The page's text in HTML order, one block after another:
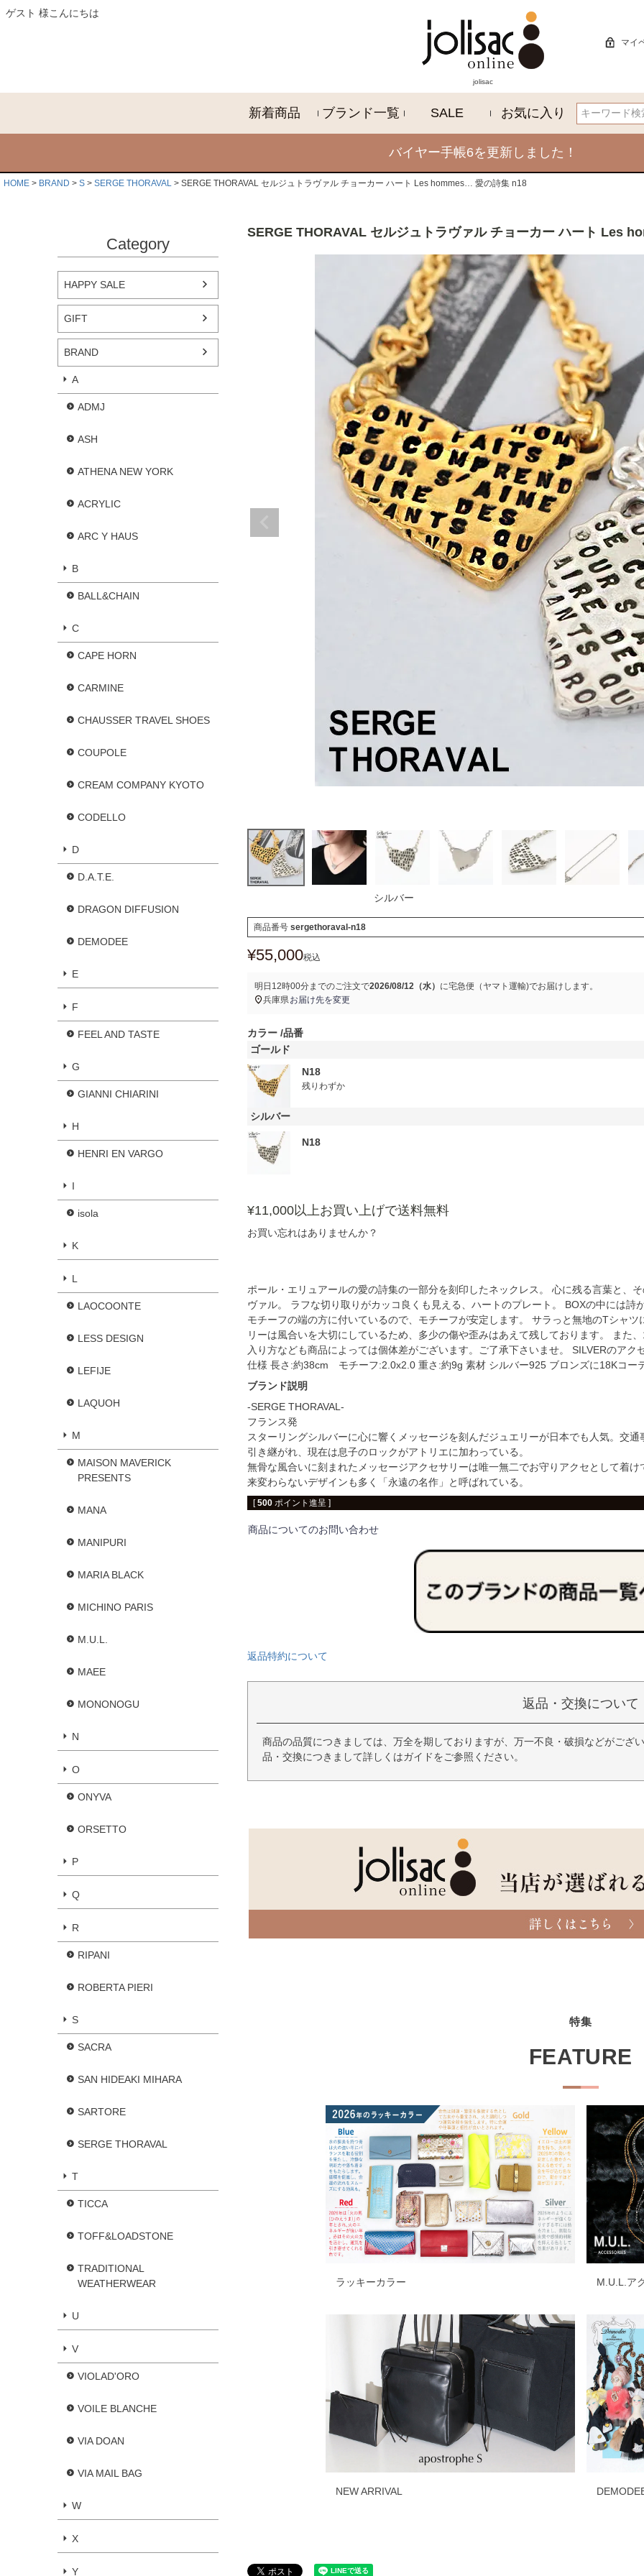
ゲスト 様こんにちは
jolisac
マイ
新着商品 ブランド一覧 SALE お気に入り
検索
バイヤー手帳6を更新しました！
HOME BRAND S SERGE THORAVAL SERGE THORAVAL セルジュトラヴァル チョーカー ハート Les hommes… 愛の詩集 n18
Category
HAPPY SALE
GIFT
BRAND
A
ADMJ
ASH
ATHENA NEW YORK
ACRYLIC
ARC Y HAUS
B
BALL&CHAIN
C
CAPE HORN
CARMINE
CHAUSSER TRAVEL SHOES
COUPOLE
CREAM COMPANY KYOTO
CODELLO
D
D.A.T.E.
DRAGON DIFFUSION
DEMODEE
E
F
FEEL AND TASTE
G
GIANNI CHIARINI
H
HENRI EN VARGO
I
isola
K
L
LAOCOONTE
LESS DESIGN
LEFIJE
LAQUOH
M
MAISON MAVERICK
PRESENTS
MANA
MANIPURI
MARIA BLACK
MICHINO PARIS
M.U.L.
MAEE
MONONOGU
N
O
ONYVA
ORSETTO
P
Q
R
RIPANI
ROBERTA PIERI
S
SACRA
SAN HIDEAKI MIHARA
SARTORE
SERGE THORAVAL
T
TICCA
TOFF&LOADSTONE
TRADITIONAL
WEATHERWEAR
U
V
VIOLAD'ORO
VOILE BLANCHE
VIA DOAN
VIA MAIL BAG
W
X
Y
SERGE THORAVAL セルジュトラヴァル チョーカー ハート Les
シルバー
商品番号 sergethoraval-n18
¥55,000税込
明日 12時00分までのご注文で2026/08/12（水） に宅急便（ヤマト運輸)でお届けします。
兵庫県お届け先を変更
カラー 品番
ゴールド
N18
残りわずか
シルバー
N18
¥11,000以上お買い上げで送料無料
お買い忘れはありませんか？
ポール・エリュアールの愛の詩集の一部分を刻印したネックレス。 心に残る言葉と、
ヴァル。 ラフな切り取りがカッコ良くも見える、ハートのプレート。 BOXの中には
モチーフの端の方に付いているので、モチーフが安定します。 サラっと無地のTシャ
リーは風合いを大切にしているため、多少の傷や歪みはあえて残しております。 また
入り方なども商品によっては個体差がございます。ご了承下さいませ。 SILVERのア
仕様 長さ:約38cm モチーフ:2.0x2.0 重さ:約9g 素材 シルバー925 ブロンズに18Kコー
ブランド説明
-SERGE THORAVAL-
フランス発
スターリングシルバーに心に響くメッセージを刻んだジュエリーが日本でも人気。交
引き継がれ、現在は息子のロックがアトリエに加わっている。
無骨な風合いに刻まれたメッセージアクセサリーは唯一無二でお守りアクセとして着
来変わらないデザインも多く「永遠の名作」と呼ばれている。
[ 500 ポイント進呈 ]
商品についてのお問い合わせ
返品特約について
返品・交換について
商品の品質につきましては、万全を期しておりますが、万一不良・破損などがござ
品・交換につきまして詳しくはガイドをご参照ください。
特集
FEATURE
ラッキーカラー M.U.L.ア
NEW ARRIVAL